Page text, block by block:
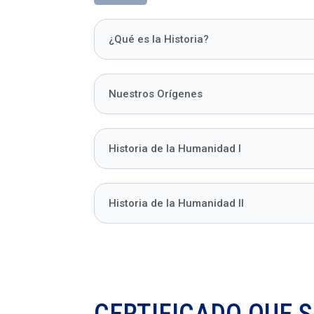
¿Qué es la Historia?
Nuestros Orígenes
Historia de la Humanidad I
Historia de la Humanidad II